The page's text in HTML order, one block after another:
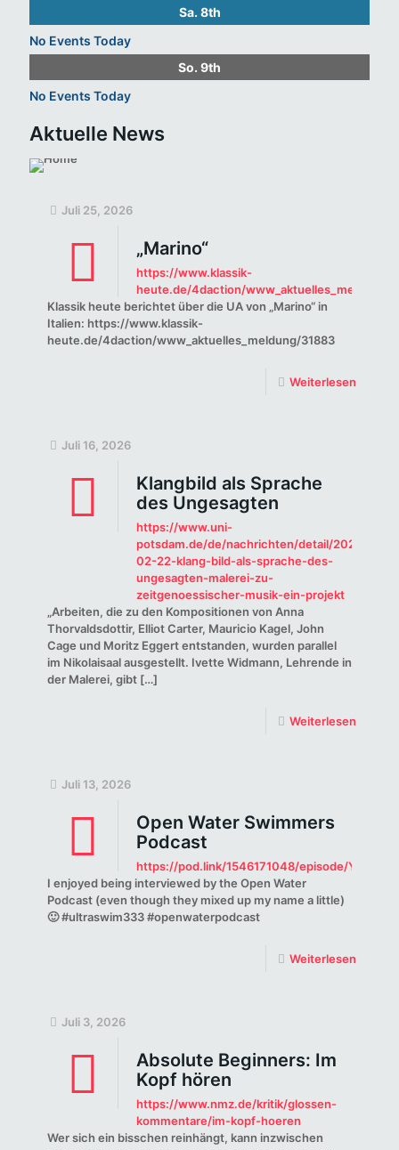
Sa. 8th
No Events Today
So. 9th
No Events Today
Aktuelle News
Juli 25, 2026
„Marino“
https://www.klassik-
heute.de/4daction/www_aktuelles_meldung/
Klassik heute berichtet über die UA von „Marino“ in
Italien: https://www.klassik-
heute.de/4daction/www_aktuelles_meldung/31883
Weiterlesen
Juli 16, 2026
Klangbild als Sprache
des Ungesagten
https://www.uni-
potsdam.de/de/nachrichten/detail/2024-
02-22-klang-bild-als-sprache-des-
ungesagten-malerei-zu-
zeitgenoessischer-musik-ein-projekt
„Arbeiten, die zu den Kompositionen von Anna
Thorvaldsdottir, Elliot Carter, Mauricio Kagel, John
Cage und Moritz Eggert entstanden, wurden parallel
im Nikolaisaal ausgestellt. Ivette Widmann, Lehrende in
der Malerei, gibt […]
Weiterlesen
Juli 13, 2026
Open Water Swimmers
Podcast
https://pod.link/1546171048/episode/
I enjoyed being interviewed by the Open Water
Podcast (even though they mixed up my name a little)
🙂 #ultraswim333 #openwaterpodcast
Weiterlesen
Juli 3, 2026
Absolute Beginners: Im
Kopf hören
https://www.nmz.de/kritik/glossen-
kommentare/im-kopf-hoeren
Wer sich ein bisschen reinhängt, kann inzwischen